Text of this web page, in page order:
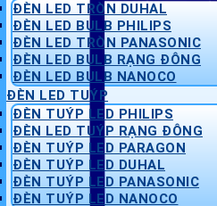
ĐÈN LED TRÒN DUHAL
ĐÈN LED BULB PHILIPS
ĐÈN LED TRÒN PANASONIC
ĐÈN LED BULB RẠNG ĐÔNG
ĐÈN LED BULB NANOCO
ĐÈN LED TUÝP
ĐÈN TUÝP LED PHILIPS
ĐÈN LED TUÝP RẠNG ĐÔNG
ĐÈN TUÝP LED PARAGON
ĐÈN TUÝP LED DUHAL
ĐÈN TUÝP LED PANASONIC
ĐÈN TUÝP LED NANOCO